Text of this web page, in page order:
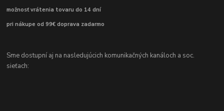
možnosť vrátenia tovaru do 14 dní
pri nákupe od 99€ doprava zadarmo
Sme dostupní aj na nasledujúcich komunikačných kanáloch a soc.
sieťach: